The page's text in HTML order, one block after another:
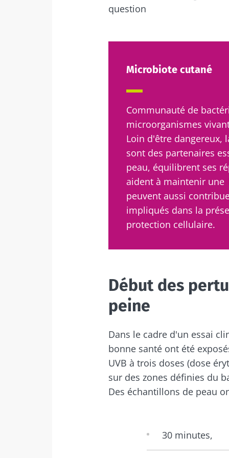
question
Microbiote cutané
Communauté de
microorganismes
Loin d'être dangereux,
sont des partenaires
peau, équilibrent ses
aident à maintenir une
peuvent aussi
impliqués dans la
protection cellulaire.
Début des
peine
Dans le cadre d'un essai
bonne santé ont été
UVB à trois doses (dose
sur des zones définies du
Des échantillons de peau
30 minutes,
Vous êtes sur
Être
Rester
Se
Rejoignez la
Essential"
Je
Rejoignez la
Je
J’ai lu et
Microbiota
* Champs
BMI 20-35
Vous êtes
yaourt,
ou skyr ? Ces
spécialités
un point
En savoir plus